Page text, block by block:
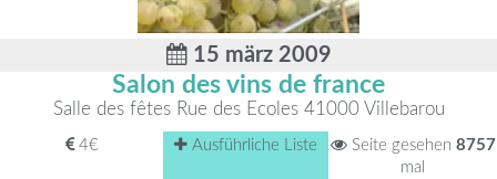
15 märz 2009
Salon des vins de france
Salle des fêtes Rue des Ecoles 41000 Villebarou
4€ Ausführliche Liste Seite gesehen 8757
mal